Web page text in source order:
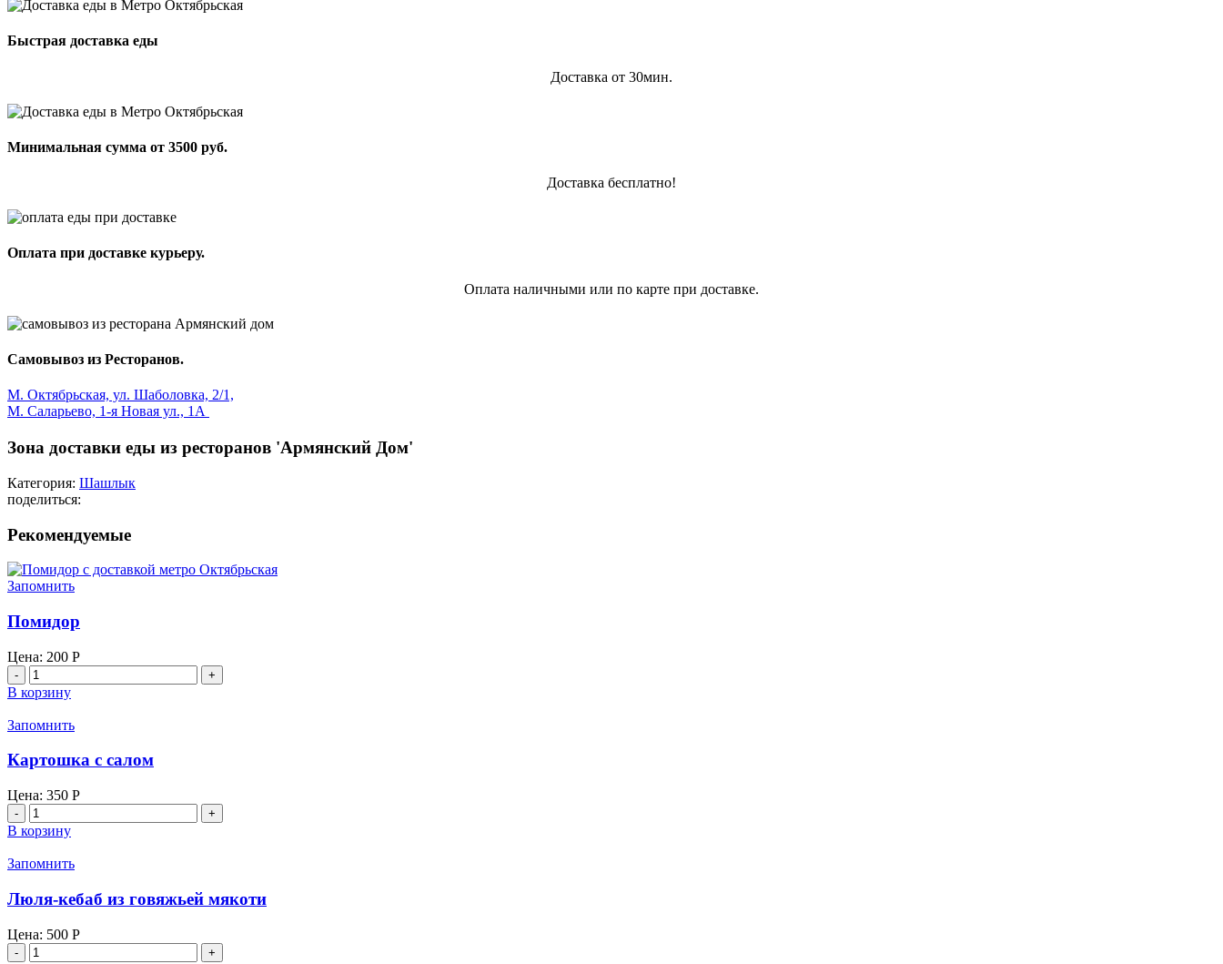
Быстрая доставка еды
Доставка от 30мин.
Минимальная сумма от 3500 руб.
Доставка бесплатно!
Оплата при доставке курьеру.
Оплата наличными или по карте при доставке.
Самовывоз из Ресторанов.
М. Октябрьская, ул. Шаболовка, 2/1,
М. Саларьево, 1-я Новая ул., 1А
Зона доставки еды из ресторанов 'Армянский Дом'
Категория: Шашлык
поделиться:
Рекомендуемые
Запомнить
Помидор
Цена: 200 Р
Количество
товара
Помидор
В корзину
Запомнить
Картошка с салом
Цена: 350 Р
Количество
товара
Картошка
с
В корзину
Запомнить
Люля-кебаб из говяжьей мякоти
Цена: 500 Р
Количество